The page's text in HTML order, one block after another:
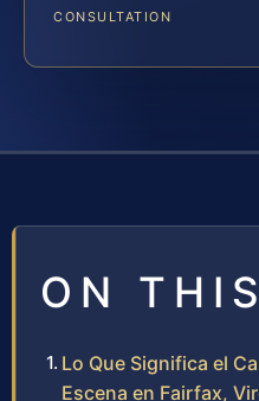
CONSULTATION
ON
Lo Que Significa el
Escena en Fairfax,